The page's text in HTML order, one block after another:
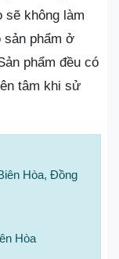
sẽ không làm
sản phẩm ở
phẩm đều có
tâm khi sử
Hòa, Đồng
Hòa